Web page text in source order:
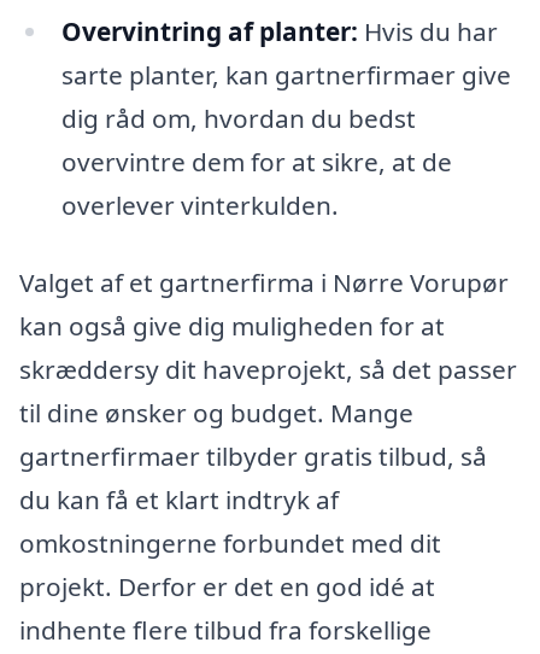
Overvintring af planter: Hvis du har
sarte planter, kan gartnerfirmaer give
dig råd om, hvordan du bedst
overvintre dem for at sikre, at de
overlever vinterkulden.
Valget af et gartnerfirma i Nørre Vorupør
kan også give dig muligheden for at
skræddersy dit haveprojekt, så det passer
til dine ønsker og budget. Mange
gartnerfirmaer tilbyder gratis tilbud, så
du kan få et klart indtryk af
omkostningerne forbundet med dit
projekt. Derfor er det en god idé at
indhente flere tilbud fra forskellige